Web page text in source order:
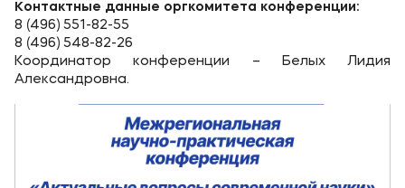
+7 (800) 200-80-66
Полезное
Об образовательной организации
Банковские реквизиты
Контактные данные оргкомитета конференции:
8 (496) 551-82-55
8 (496) 548-82-26
Координатор конференции – Белых Лидия
Александровна.